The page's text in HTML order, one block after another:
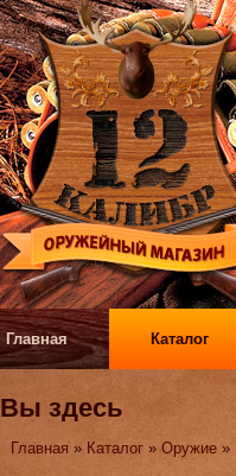
Главная Каталог
Вы здесь
Главная » Каталог »Оружие »